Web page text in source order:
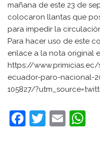
mañana de este 23 de
colocaron llantas que
para impedir la
Para hacer uso de este
enlace a la nota original
https://
ecuador-paro-nacional-
105827/
F
T
E